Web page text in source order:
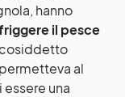
hanno
il pesce
cosiddetto
al
una